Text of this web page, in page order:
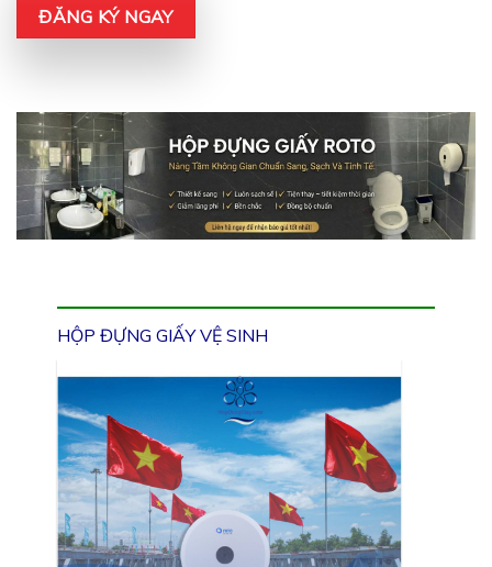
ĐĂNG KÝ NGAY
HỘP ĐỰNG GIẤY VỆ SINH